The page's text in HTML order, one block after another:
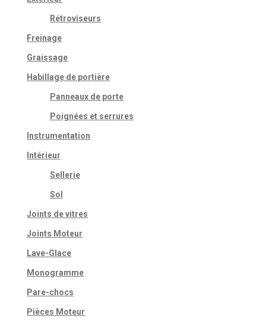
Rétroviseurs
Freinage
Graissage
Habillage de portière
Panneaux de porte
Poignées et serrures
Instrumentation
Intérieur
Sellerie
Sol
Joints de vitres
Joints Moteur
Lave-Glace
Monogramme
Pare-chocs
Pièces Moteur